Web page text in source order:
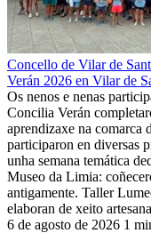
Concello de Vilar de
Verán 2026 en Vilar de
Os nenos e nenas
Concilia Verán
aprendizaxe na comarca
participaron en diversas
unha semana temática
Museo da Limia:
antigamente. Taller
elaboran de xeito
6 de agosto de 2026 1